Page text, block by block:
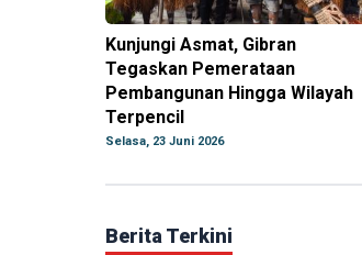
Kunjungi Asmat, Gibran
Tegaskan Pemerataan
Pembangunan Hingga Wilayah
Terpencil
Selasa, 23 Juni 2026
Berita Terkini